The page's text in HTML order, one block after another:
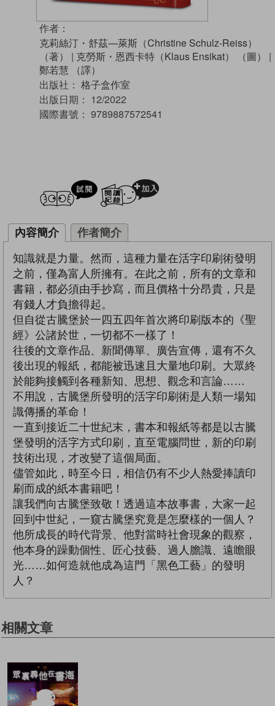
作者：
克莉絲汀・舒茲—萊斯（Christine Schulz-Reiss）
（著）
| 克勞斯・恩西卡特（Klaus Ensikat） （圖）
|
鄭若慧 （譯）
出版社： 格子盒作室
出版日期： 12/2022
國際書號： 9789887572541
試閲
內容簡介 作者簡介
知識就是力量。然而，這種力量在活字印刷術發明
之前，僅為富人所擁有。在此之前，所有的文章和
書籍，都必須由手抄寫，而且價格十分昂貴，只是
有錢人才負擔得起。
但自從古騰堡於一四五四年首次將印刷版本的《聖
經》公諸於世，一切都不一樣了！
往後的文章作品、新聞傳單、廣告宣傳，還有不久
後出現的報紙，都能被迅速且大量地印刷。大眾終
於能夠接觸到各種新知、思想、觀念和言論……
不用說，古騰堡所發明的活字印刷術是人類一場知
識傳播的革命！
一直到接近二十世紀末，書本和報紙等都是以古騰
堡發明的活字方式印刷，直至電腦問世，新的印刷
技術出現，才改變了這個局面。
儘管如此，時至今日，相信仍有不少人熱愛捧讀印
刷而成的紙本書籍吧！
讓我們向古騰堡致敬！透過這本故事書，大家一起
回到中世紀，一窺古騰堡究竟是怎麼樣的一個人？
他所成長的時代背景、他對當時社會現象的觀察，
他本身的躁動個性、匠心技藝、過人膽識、遠瞻眼
光……如何造就他成為這門「黑色工藝」的發明
人？
相關文章